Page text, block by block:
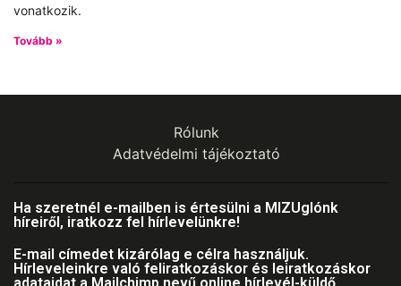
vonatkozik.
Tovább »
Rólunk
Adatvédelmi tájékoztató
Ha szeretnél e-mailben is értesülni a MIZUglónk
híreiről, iratkozz fel hírlevelünkre!
E-mail címedet kizárólag e célra használjuk.
Hírleveleinkre való feliratkozáskor és leiratkozáskor